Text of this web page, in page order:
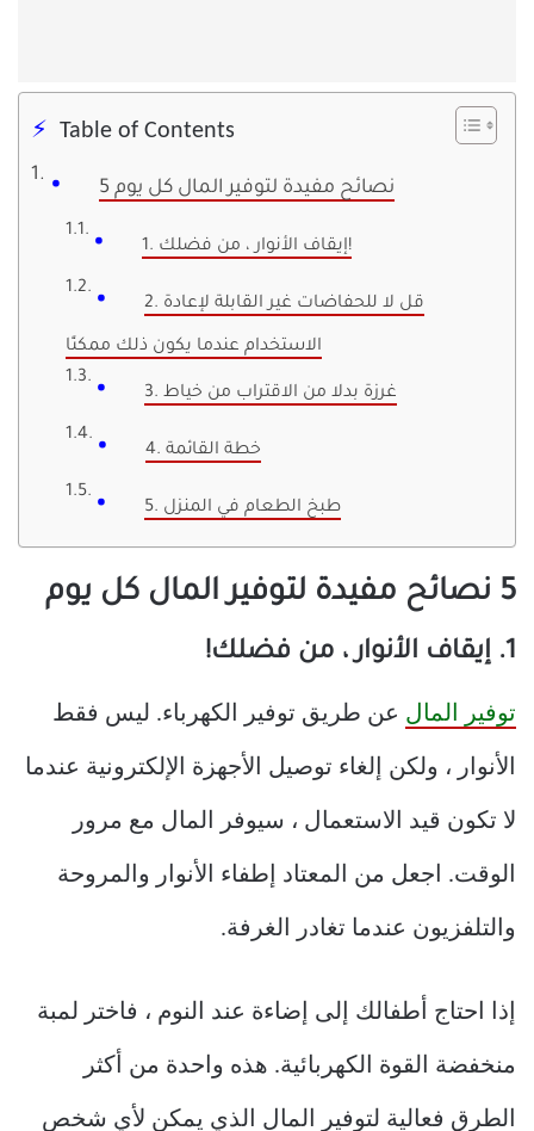
Table of Contents
5 نصائح مفيدة لتوفير المال كل يوم
1. إيقاف الأنوار ، من فضلك!
2. قل لا للحفاضات غير القابلة لإعادة
الاستخدام عندما يكون ذلك ممكنًا
3. غرزة بدلا من الاقتراب من خياط
4. خطة القائمة
5. طبخ الطعام في المنزل
5 نصائح مفيدة لتوفير المال كل يوم
1. إيقاف الأنوار ، من فضلك!
توفير المال عن طريق توفير الكهرباء. ليس فقط
الأنوار ، ولكن إلغاء توصيل الأجهزة الإلكترونية عندما
لا تكون قيد الاستعمال ، سيوفر المال مع مرور
الوقت. اجعل من المعتاد إطفاء الأنوار والمروحة
والتلفزيون عندما تغادر الغرفة.
إذا احتاج أطفالك إلى إضاءة عند النوم ، فاختر لمبة
منخفضة القوة الكهربائية. هذه واحدة من أكثر
الطرق فعالية لتوفير المال الذي يمكن لأي شخص